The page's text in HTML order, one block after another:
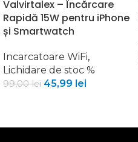
Valvirtalex – Încărcare
Rapidă 15W pentru iPhone
și Smartwatch
Incarcatoare WiFi,
Lichidare de stoc %
99,00lei 45,99 lei